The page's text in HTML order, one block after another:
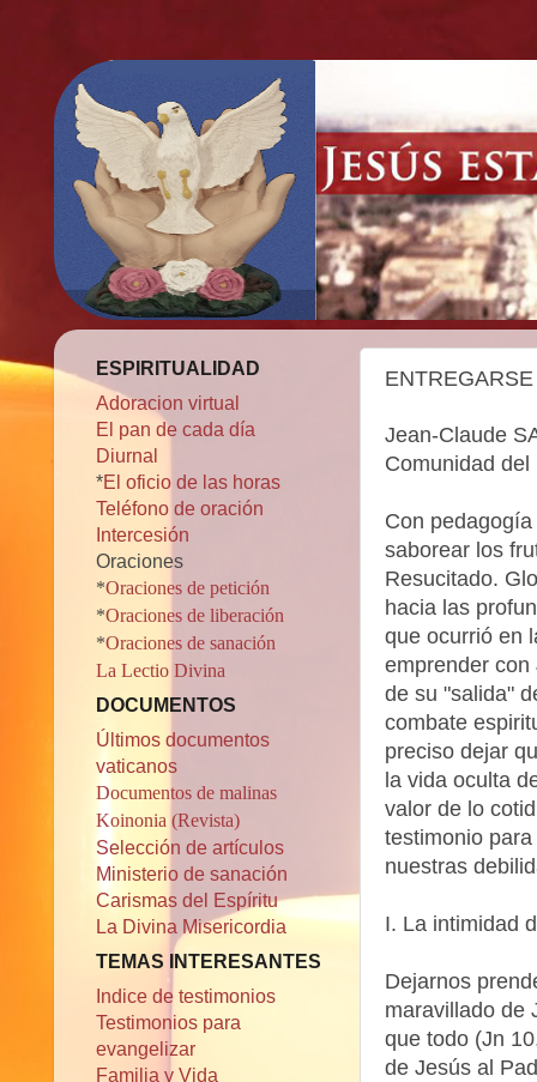
Jean-Claude
Comunidad
Con
saborear los
Resucitado.
hacia las
que ocurrió en
emprender
de su "salida"
combate
preciso dejar
la vida oculta
valor de lo
testimonio
nuestras
I. La intimidad
Dejarnos
maravillado de
que todo (Jn
de Jesús al
ESPIRITUALIDAD
Adoracion virtual
El pan de cada día
Diurnal
*El oficio de las horas
Teléfono de oración
Intercesión
Oraciones
*Oraciones de petición
*Oraciones de liberación
*Oraciones de sanación
La Lectio Divina
DOCUMENTOS
Últimos documentos
vaticanos
Documentos de malinas
Koinonia (Revista)
Selección de artículos
Ministerio de sanación
Carismas del Espíritu
La Divina Misericordia
TEMAS INTERESANTES
Indice de testimonios
Testimonios para
evangelizar
Familia y Vida